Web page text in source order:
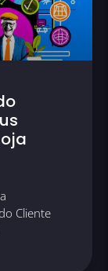
Cliente